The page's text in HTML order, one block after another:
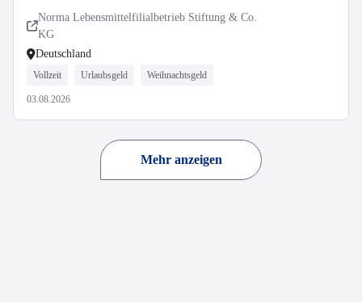
Norma Lebensmittelfilialbetrieb Stiftung & Co.
KG
Deutschland
Vollzeit Urlaubsgeld Weihnachtsgeld
03.08.2026
Mehr anzeigen